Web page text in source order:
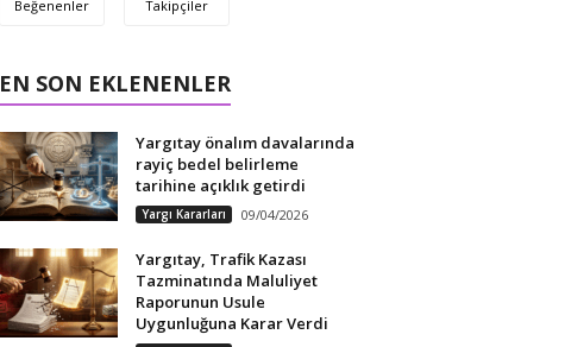
Beğenenler Takipçiler
EN SON EKLENENLER
Yargıtay önalım davalarında
rayiç bedel belirleme
tarihine açıklık getirdi
Yargı Kararları 09/04/2026
Yargıtay, Trafik Kazası
Tazminatında Maluliyet
Raporunun Usule
Uygunluğuna Karar Verdi